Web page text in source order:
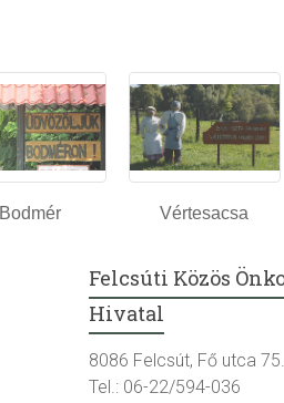
Bodmér Vértesacsa
Felcsúti Közös
Hivatal
8086 Felcsút, Fő utca 75.
Tel.: 06-22/594-036